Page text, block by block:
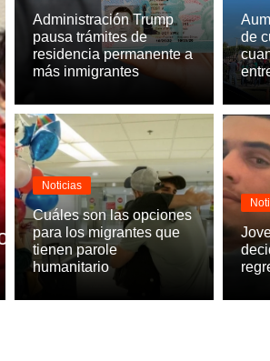
Noticias
Gobierno de Trump
cubanos que entraron
Administración Trump
pausa trámites de
residencia permanente a
más inmigrantes
de
Noticias
Cuáles son las opciones
para los migrantes que
tienen parole
humanitario